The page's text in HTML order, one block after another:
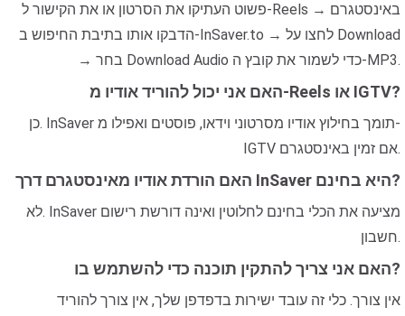
פשוט העתיקו את הסרטון או את הקישור ל-Reels באינסטגרם →
הדבקו אותו בתיבת החיפוש ב-InSaver.to → לחצו על Download
→ בחר Download Audio כדי לשמור את קובץ ה-MP3.
האם אני יכול להוריד אודיו מ-Reels או IGTV?
כן. InSaver תומך בחילוץ אודיו מסרטוני וידאו, פוסטים ואפילו מ-
IGTV אם זמין באינסטגרם.
האם הורדת אודיו מאינסטגרם דרך InSaver היא בחינם?
לא. InSaver מציעה את הכלי בחינם לחלוטין ואינה דורשת רישום
חשבון.
האם אני צריך להתקין תוכנה כדי להשתמש בו?
אין צורך. כלי זה עובד ישירות בדפדפן שלך, אין צורך להוריד